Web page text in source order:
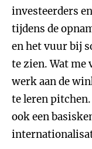
investeerders
tijdens de
en het vuur bij
te zien. Wat me
werk aan de
te leren
ook een